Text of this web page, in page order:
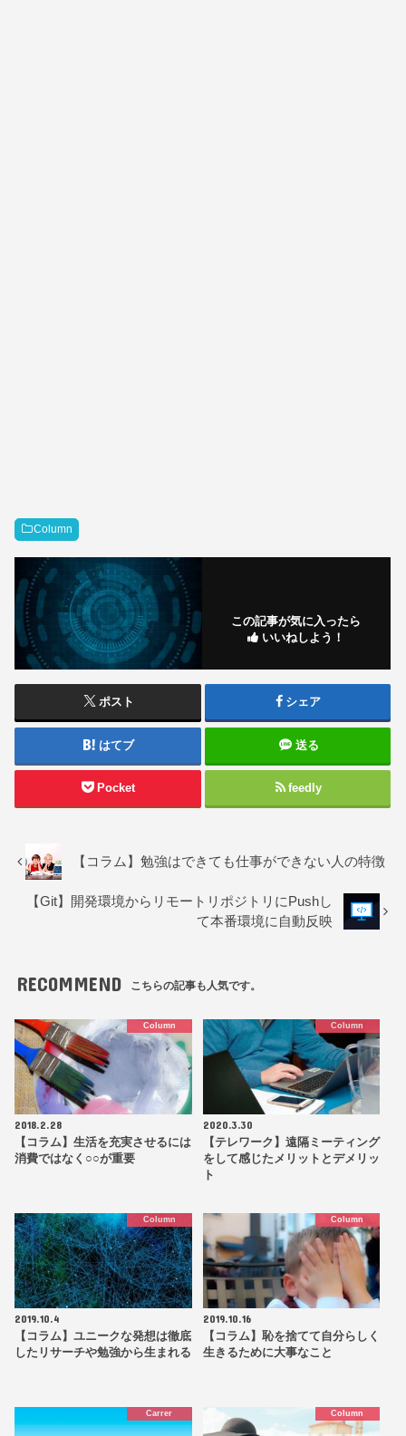
Column
この記事が気に入ったら
いいねしよう！
ポスト シェア
はてブ 送る
Pocket feedly
【コラム】勉強はできても仕事ができない人の特徴
【Git】開発環境からリモートリポジトリにPushし
て本番環境に自動反映
RECOMMEND こちらの記事も人気です。
Column
2018.2.28
【コラム】生活を充実させるには
消費ではなく○○が重要
Column
2020.3.30
【テレワーク】遠隔ミーティング
をして感じたメリットとデメリッ
ト
Column
2019.10.4
【コラム】ユニークな発想は徹底
したリサーチや勉強から生まれる
Column
2019.10.16
【コラム】恥を捨てて自分らしく
生きるために大事なこと
Carrer Column